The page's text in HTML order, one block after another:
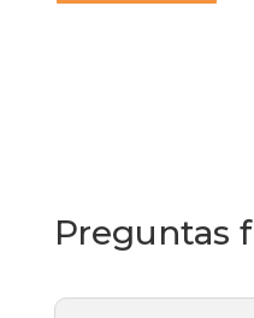
Preguntas